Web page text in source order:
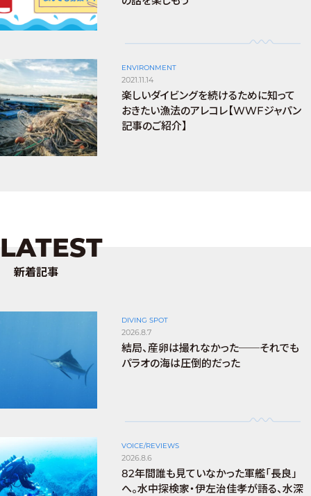
ENVIRONMENT
2021.11.14
楽しいダイビングを続けるために知って
おきたい漁法のアレコレ【WWFジャパン
記事のご紹介】
LATEST
新着記事
DIVING SPOT
2026.8.7
結局、産卵は撮れなかった──それでも
パラオの海は圧倒的だった
VOICE/REVIEWS
2026.8.6
82年間誰も見ていなかった軍艦「長良」
へ。水中探検家・伊左治佳孝が語る、水深